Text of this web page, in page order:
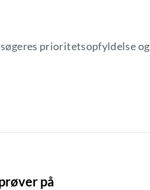
prioritetsopfyldelse og
på